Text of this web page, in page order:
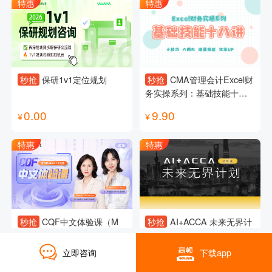
特惠
秒抢 保研1v1定位规划
¥0.00
特惠
秒抢 CMA管理会计Excel财
务实操系列：基础技能十八
¥9.90
特惠
秒抢 CQF中文体验课（M
0.10
特惠
秒抢 AI+ACCA 未来无界计
划试听课
立即咨询 下载app